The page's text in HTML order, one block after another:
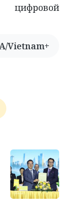
Vietnam+